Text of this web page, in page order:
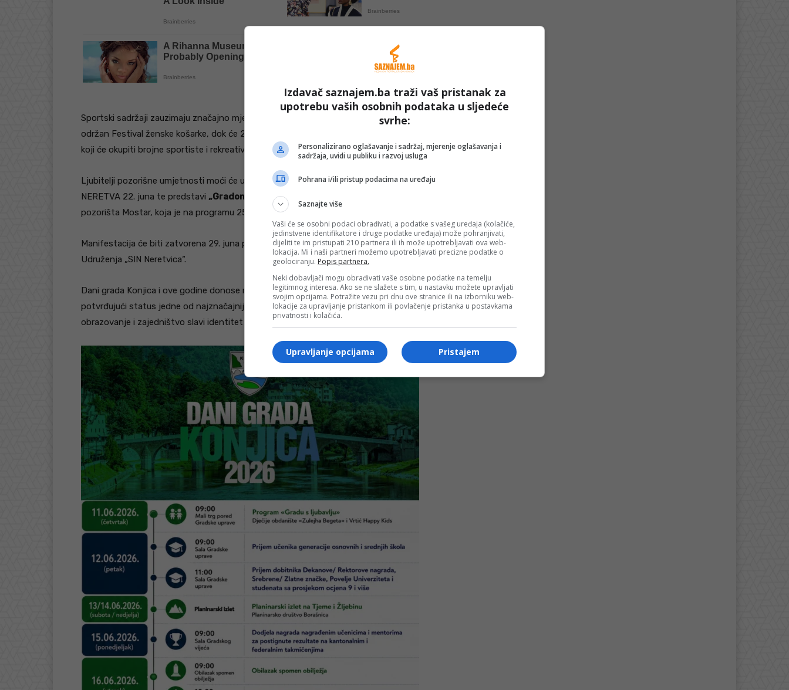
Sportski sadržaji zauzimaju značajno mjesto u ovogodišnjem programu. Tokom 20. i 21. juna bit će
održan Festival ženske košarke, dok će 21. juna u Lisčićima biti organizovan
koji će okupiti brojne sportiste i rekreativce iz Bosne i Hercegovine i regiona.
Ljubitelji pozorišne umjetnosti moći će uživati u predstavama„Copacabana“Amaterskog pozorišta
NERETVA 22. juna te predstavi „Gradonačelnik ili ovo je predstava o Mujagi Komadini“
pozorišta Mostar, koja je na programu 25. juna.
Manifestacija će biti zatvorena 29. juna promocijom knjige„Zavičajne razglednice“, u organizaciji
Udruženja „SIN Neretvica“.
Dani grada Konjica i ove godine donose raznovrstan sadržaj namijenjen svim generacijama,
potvrđujući status jedne od najznačajnijih gradskih manifestacija koja kroz kulturu, sport,
obrazovanje i zajedništvo slavi identitet i razvoj Konjica.
Izdavač saznajem.ba traži vaš pristanak za
upotrebu vaših osobnih podataka u sljedeće
svrhe:
Personalizirano oglašavanje i sadržaj, mjerenje oglašavanja i
sadržaja, uvidi u publiku i razvoj usluga
Pohrana i/ili pristup podacima na uređaju
Saznajte više
Vaši će se osobni podaci obrađivati, a podatke s vašeg uređaja (kolačiće,
jedinstvene identifikatore i druge podatke uređaja) može pohranjivati,
dijeliti te im pristupati 210 partnera ili ih može upotrebljavati ova web-
lokacija. Mi i naši partneri možemo upotrebljavati precizne podatke o
geolociranju. Popis partnera.
Neki dobavljači mogu obrađivati vaše osobne podatke na temelju
legitimnog interesa. Ako se ne slažete s tim, u nastavku možete upravljati
svojim opcijama. Potražite vezu pri dnu ove stranice ili na izborniku web-
lokacije za upravljanje pristankom ili povlačenje pristanka u postavkama
privatnosti i kolačića.
Pristajem
Upravljanje opcijama